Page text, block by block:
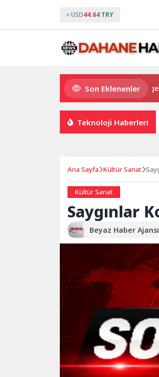
USD44.64 TRY
Son Eklenenler
Avrupa Drama Buluşmaları gençleri
Teknoloji Haberleri
Ana Sayfa Kültür Sanat
Kültür Sanat
Saygınlar
Beyaz Haber Ajansı